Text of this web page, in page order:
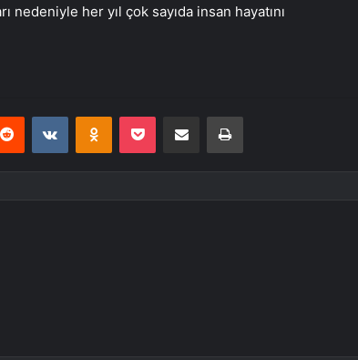
her yıl çok sayıda insan hayatını
Reddit VKontakteOdnoklassniki
Pocket E-Posta ile paylaş Yazdır